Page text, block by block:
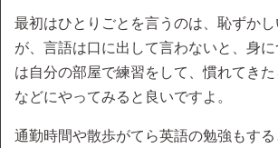
最初はひとりごとを言うのは、恥ずか
が、言語は口に出して言わないと、身
は自分の部屋で練習をして、慣れてき
などにやってみると良いですよ。
通勤時間や散歩がてら英語の勉強もす